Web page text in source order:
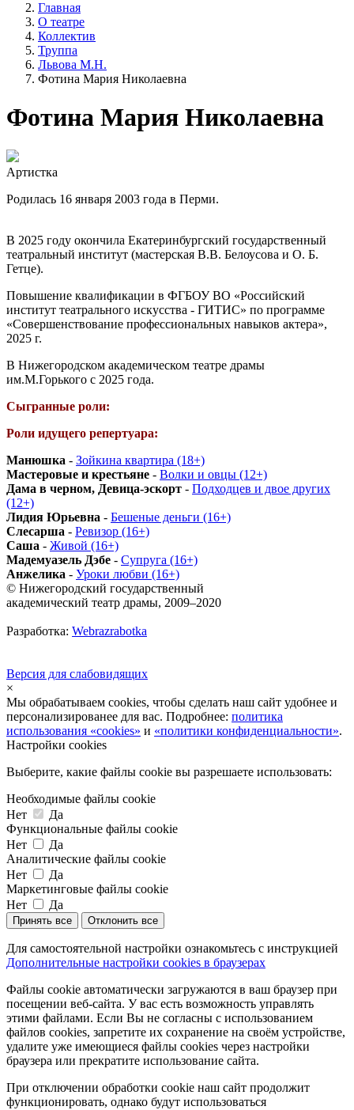
Главная
О театре
Коллектив
Труппа
Львова М.Н.
Фотина Мария Николаевна
Фотина Мария Николаевна
Артистка
Родилась 16 января 2003 года в Перми.
В 2025 году окончила Екатеринбургский государственный
театральный институт (мастерская В.В. Белоусова и О. Б.
Гетце).
Повышение квалификации в ФГБОУ ВО «Российский
институт театрального искусства - ГИТИС» по программе
«Совершенствование профессиональных навыков актера»,
2025 г.
В Нижегородском академическом театре драмы
им.М.Горького с 2025 года.
Сыгранные роли:
Роли идущего репертуара:
Манюшка - Зойкина квартира (18+)
Мастеровые и крестьяне - Волки и овцы (12+)
Дама в черном, Девица-эскорт - Подходцев и двое других
(12+)
Лидия Юрьевна - Бешеные деньги (16+)
Слесарша - Ревизор (16+)
Саша - Живой (16+)
Мадемуазель Дэбе - Супруга (16+)
Анжелика - Уроки любви (16+)
© Нижегородский государственный
академический театр драмы, 2009–2020
Разработка: Webrazrabotka
Версия для слабовидящих
×
Мы обрабатываем cookies, чтобы сделать наш сайт удобнее и
персонализированее для вас. Подробнее: политика
использования «cookies» и «политики конфиденциальности».
Настройки cookies
Выберите, какие файлы cookie вы разрешаете использовать:
Необходимые файлы cookie
Нет
Да
Функциональные файлы cookie
Нет
Да
Аналитические файлы cookie
Нет
Да
Маркетинговые файлы cookie
Нет
Да
Принять все Отклонить все
Для самостоятельной настройки ознакомьтесь с инструкцией
Дополнительные настройки cookies в браузерах
Файлы cookie автоматически загружаются в ваш браузер при
посещении веб-сайта. У вас есть возможность управлять
этими файлами. Если Вы не согласны с использованием
файлов cookies, запретите их сохранение на своём устройстве,
удалите уже имеющиеся файлы cookies через настройки
браузера или прекратите использование сайта.
При отключении обработки cookie наш сайт продолжит
функционировать, однако будут использоваться